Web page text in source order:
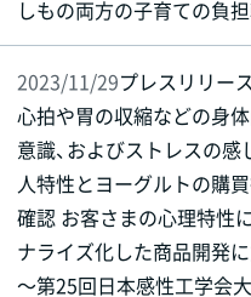
しもの両方の子育ての負
2023/11/29プレスリリース
心拍や胃の収縮などの身
意識、およびストレスの
人特性とヨーグルトの購
確認 お客さまの心理特性
ナライズ化した商品開発
～第25回日本感性工学会